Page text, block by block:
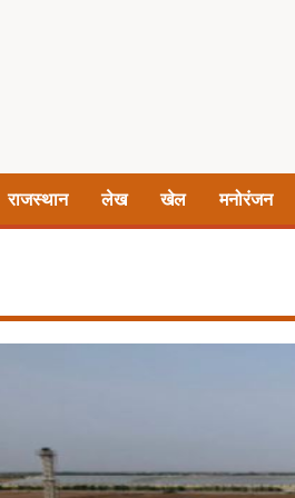
राजस्थान लेख खेल मनोरंजन